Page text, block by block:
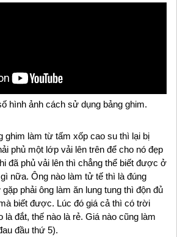
hình ảnh cách sử dụng bảng ghim.
ghim làm từ tấm xốp cao su thì lại bị
phủ một lớp vải lên trên để cho nó đẹp
đã phủ vải lên thì chẳng thể biết được ở
nữa. Ông nào làm tử tế thì là đúng
phải ông làm ăn lung tung thì độn đủ
biết được. Lúc đó giá cả thì có trời
đắt, thế nào là rẻ. Giá nào cũng làm
đầu thứ 5).